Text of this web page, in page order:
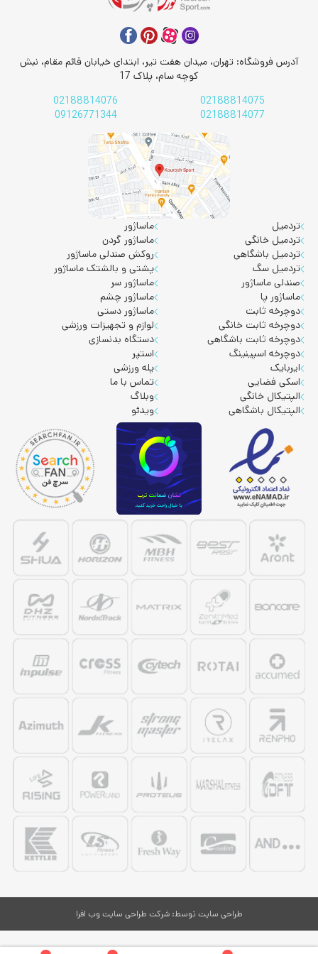
آدرس فروشگاه: تهران، میدان هفت تیر، ابتدای خیابان قائم مقام، نبش
کوچه سام، پلاک 17
02188814075
02188814076
02188814077
09126771344
تردمیل
تردمیل خانگی
تردمیل باشگاهی
تردمیل سگ
صندلی ماساژور
ماساژور پا
دوچرخه ثابت
دوچرخه ثابت خانگی
دوچرخه ثابت باشگاهی
دوچرخه اسپینینگ
ایربایک
اسکی فضایی
الپتیکال خانگی
الپتیکال باشگاهی
ماساژور
ماساژور گردن
روکش صندلی ماساژور
پشتی و بالشتک ماساژور
ماساژور سر
ماساژور چشم
ماساژور دستی
لوازم و تجهیزات ورزشی
دستگاه بدنسازی
استپر
پله ورزشی
تماس با ما
وبلاگ
ویدئو
طراحی سایت توسط:شرکت طراحی سایت وب افرا